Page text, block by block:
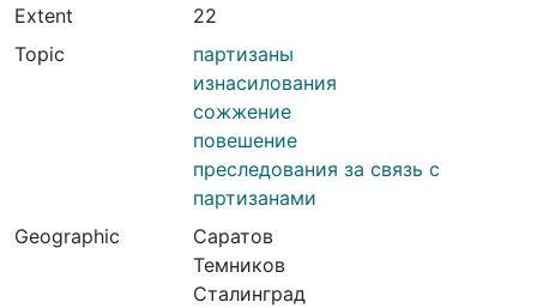
Extent
22
Topic
партизаны
изнасилования
сожжение
повешение
преследования за связь с
партизанами
Geographic
Саратов
Темников
Сталинград